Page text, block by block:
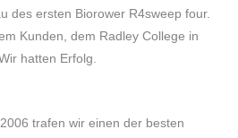
des ersten Biorower R4sweep four.
Kunden, dem Radley College in
hatten Erfolg.
trafen wir einen der besten